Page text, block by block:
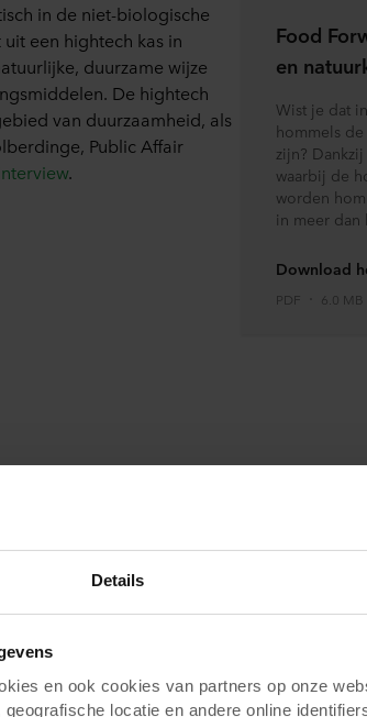
Details
en ook cookies van partners op onze
locatie en andere online
in de niet-biologische
een hightech kas in
duurzame wijze
De hightech
van duurzaamheid, als
Public Affair
.
Food
en
Wist je dat
hommels
zijn? Dankzij
waarbij de
worden
in meer dan
Download
PDF 6.0 MB
Grodan
telers steeds meer bezig met
kunnen we voedsel zo
zien hierbij dat de